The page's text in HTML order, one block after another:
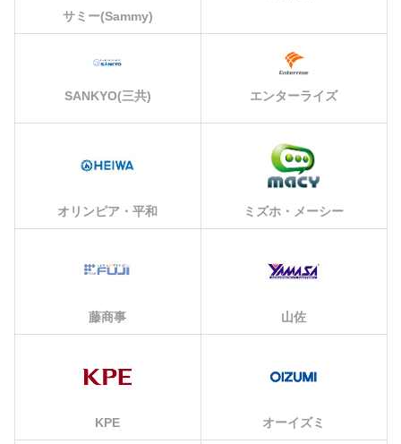
サミー(Sammy)
SANKYO(三共) エンターライズ
オリンピア・平和 ミズホ・メーシー
藤商事 山佐
KPE オーイズミ